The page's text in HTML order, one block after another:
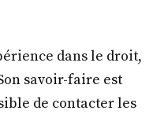
dans le droit,
savoir-faire est
de contacter les